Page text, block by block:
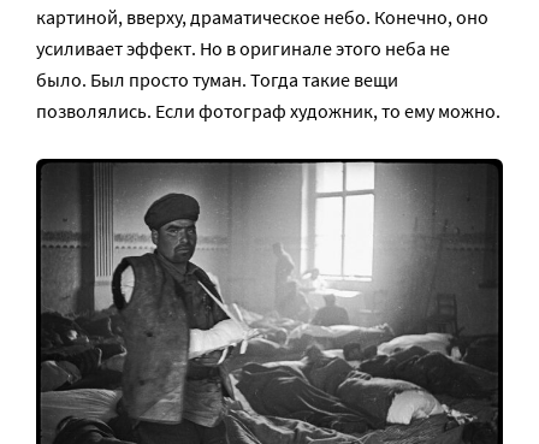
картиной, вверху, драматическое небо. Конечно, оно
усиливает эффект. Но в оригинале этого неба не
было. Был просто туман. Тогда такие вещи
позволялись. Если фотограф художник, то ему можно.